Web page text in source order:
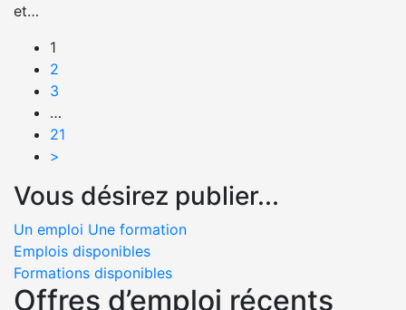
et…
1
2
3
…
21
>
Vous désirez publier...
Un emploi Une formation
Emplois disponibles
Formations disponibles
Offres d’emploi récents